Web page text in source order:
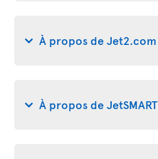
À propos de Jet2.com
À propos de JetSMART